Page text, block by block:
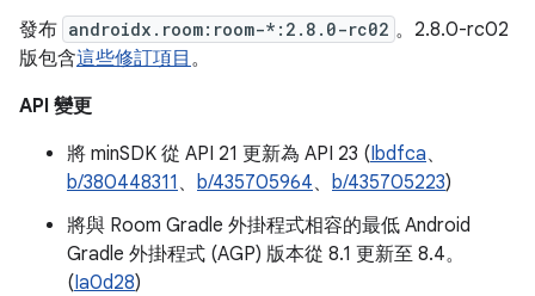
發布 androidx.room:room-*:2.8.0-rc02 。2.8.0-rc02
版包含這些修訂項目 。
API 變更
將 minSDK 從 API 21 更新為 API 23 (Ibdfca、
b/380448311 、 b/435705964、 b/435705223)
將與 Room Gradle 外掛程式相容的最低 Android
Gradle 外掛程式 (AGP) 版本從 8.1 更新至 8.4。
(Ia0d28)